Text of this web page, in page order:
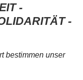
-
-
bestimmen unser